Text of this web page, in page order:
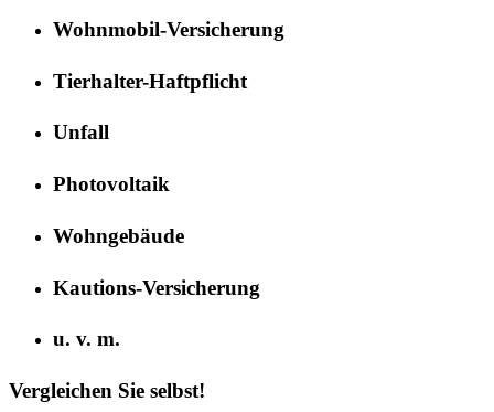
Wohnmobil-Versicherung
Tierhalter-Haftpflicht
Unfall
Photovoltaik
Wohngebäude
Kautions-Versicherung
u. v. m.
Vergleichen Sie selbst!